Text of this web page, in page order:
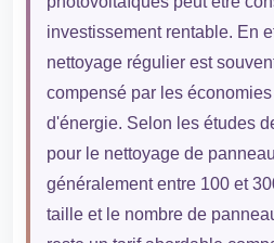
investissement rentable. En
nettoyage régulier est
compensé par les
d'énergie. Selon les études
pour le nettoyage de
généralement entre 100 et
taille et le nombre de